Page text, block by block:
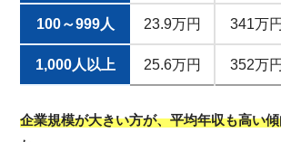
100～999人 23.9万円 341万円
1,000人以上 25.6万円 352万円
企業規模が大きい方が、平均年収も高い